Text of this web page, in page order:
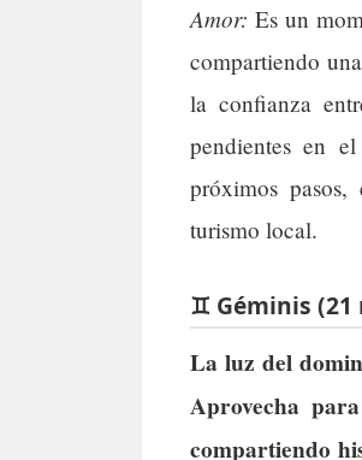
Amor: Es un
compartiendo
la confianza
pendientes en
próximos
turismo local.
♊ Géminis
La luz del
Aprovecha
compartiendo